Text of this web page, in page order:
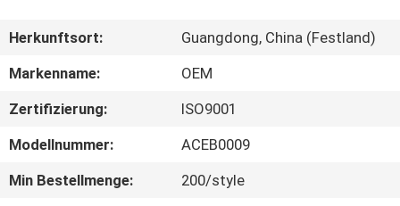
UNS
AUSFLUG
QUALITÄTSKONTROLLE
Herkunftsort:
Guangdong, China (Festland)
Markenname:
OEM
Zertifizierung:
ISO9001
Modellnummer:
ACEB0009
Min Bestellmenge:
200/style